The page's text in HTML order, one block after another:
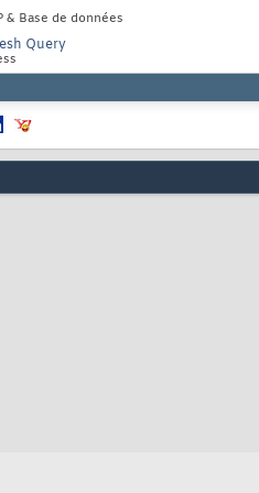
& Base de données
Query